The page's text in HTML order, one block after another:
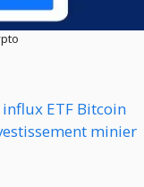
ETF Bitcoin
minier